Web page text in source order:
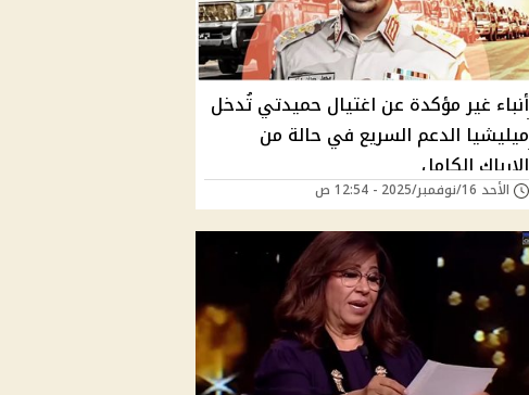
أنباء غير مؤكدة عن اغتيال حميدتي تُدخل
ميليشيا الدعم السريع في حالة من
الإرباك الكامل
الأحد 16/نوفمبر/2025 - 12:54 ص